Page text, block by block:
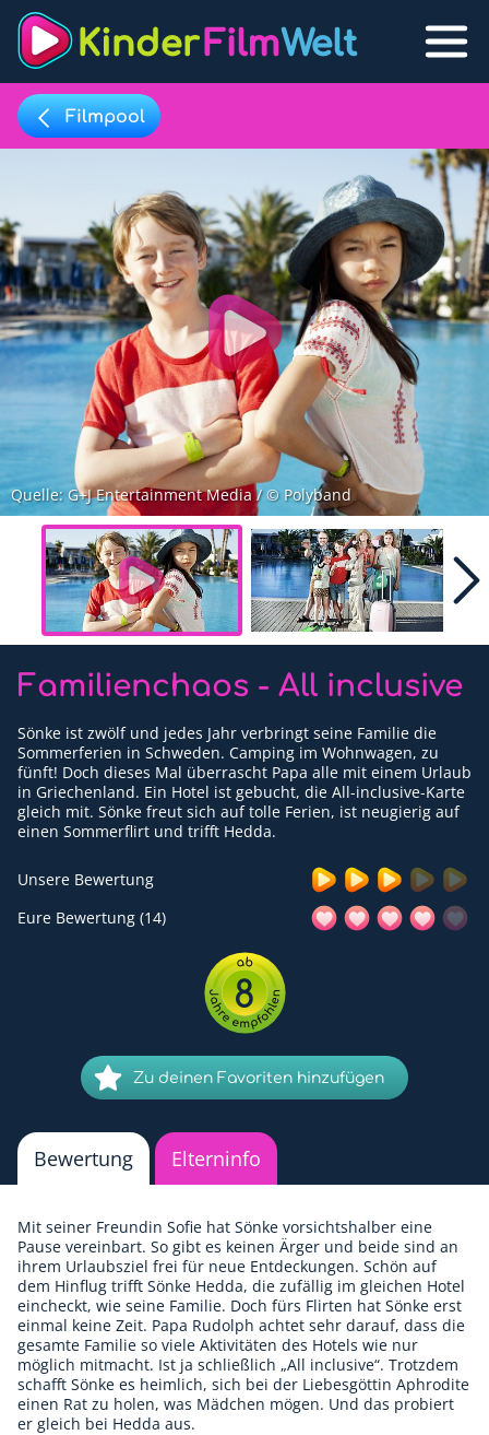
Filmpool
Filmlisten
Filmlexikon
Lernfilme
Filmpool Lexikon
Favoriten
Für Erwachsene
Redaktion
Downloads
Presse
Kontakt
Impressum
Datenschutzerklärung
Filmpool
Play
Quelle: G+J Entertainment Media / © Polyband
Familienchaos - All inclusive
Sönke ist zwölf und jedes Jahr verbringt seine Familie die
Sommerferien in Schweden. Camping im Wohnwagen, zu
fünft! Doch dieses Mal überrascht Papa alle mit einem Urlaub
in Griechenland. Ein Hotel ist gebucht, die All-inclusive-Karte
gleich mit. Sönke freut sich auf tolle Ferien, ist neugierig auf
einen Sommerflirt und trifft Hedda.
Unsere Bewertung
Eure Bewertung (14)
8
Zu deinen Favoriten hinzufügen
Bewertung Elterninfo
Mit seiner Freundin Sofie hat Sönke vorsichtshalber eine
Pause vereinbart. So gibt es keinen Ärger und beide sind an
ihrem Urlaubsziel frei für neue Entdeckungen. Schön auf
dem Hinflug trifft Sönke Hedda, die zufällig im gleichen Hotel
eincheckt, wie seine Familie. Doch fürs Flirten hat Sönke erst
einmal keine Zeit. Papa Rudolph achtet sehr darauf, dass die
gesamte Familie so viele Aktivitäten des Hotels wie nur
möglich mitmacht. Ist ja schließlich „All inclusive“. Trotzdem
schafft Sönke es heimlich, sich bei der Liebesgöttin Aphrodite
einen Rat zu holen, was Mädchen mögen. Und das probiert
er gleich bei Hedda aus.